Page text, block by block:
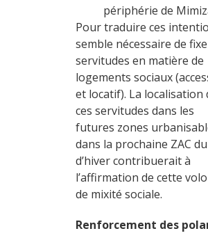
périphérie de
Pour traduire ces
semble nécessaire de
servitudes en matière de
logements sociaux
et locatif). La localisation
ces servitudes dans les
futures zones
dans la prochaine ZAC
d’hiver contribuerait à
l’affirmation de cette
de mixité sociale.
Renforcement des